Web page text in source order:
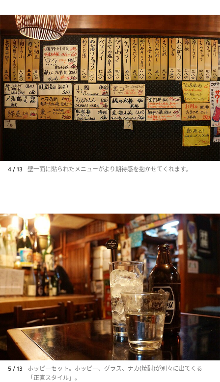
4 / 13 壁一面に貼られたメニューがより期待感を抱かせてくれます。
5 / 13
ホッピーセット。ホッピー、グラス、ナカ(焼酎)が別々に出てくる
「正直スタイル」。